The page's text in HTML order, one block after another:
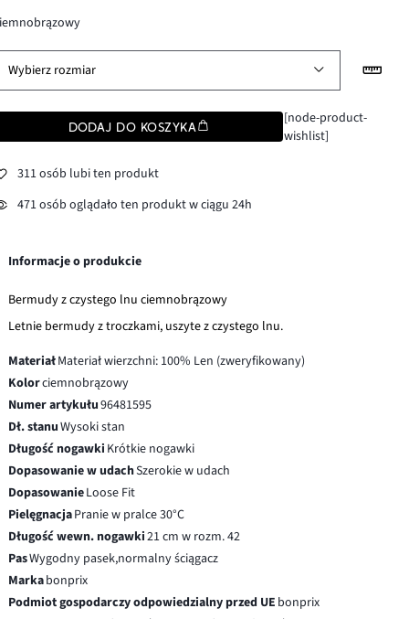
Wybierz rozmiar
DODAJ DO KOSZYKA
[node-product-
wishlist]
311 osób lubi ten produkt
471 osób oglądało ten produkt w ciągu 24h
Informacje o produkcie
Bermudy z czystego lnu ciemnobrązowy
Letnie bermudy z troczkami, uszyte z czystego lnu.
MateriałMateriał wierzchni: 100% Len (zweryfikowany)
Kolorciemnobrązowy
Numer artykułu96481595
Dł. stanuWysoki stan
Długość nogawki Krótkie nogawki
Dopasowanie w udachSzerokie w udach
DopasowanieLoose Fit
PielęgnacjaPranie w pralce 30°C
Długość wewn. nogawki21 cm w rozm. 42
PasWygodny pasek,normalny ściągacz
Markabonprix
Podmiot gospodarczy odpowiedzialny przed UE bonprix